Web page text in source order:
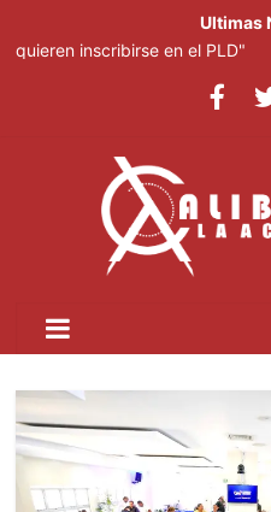
Ultimas
Johnny Pujols: "Hay decenas
César Fernández acusa al
boscosa de Río de Janeiro
El mundo del fútbol despide a
Controlan incendio en